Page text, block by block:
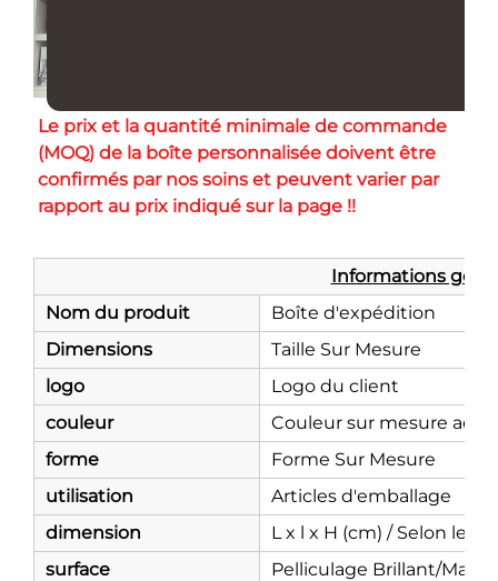
Le prix et la quantité minimale de commande
(MOQ) de la boîte personnalisée doivent être
confirmés par nos soins et peuvent varier par
rapport au prix indiqué sur la page !!
Informations
Nom du produit
Boîte d'expédition
Dimensions
Taille Sur Mesure
logo
Logo du client
couleur
Couleur sur mesure
forme
Forme Sur Mesure
utilisation
Articles d'emballage
dimension
L x l x H (cm) / Selon les
surface
Pelliculage Brillant/Mat,